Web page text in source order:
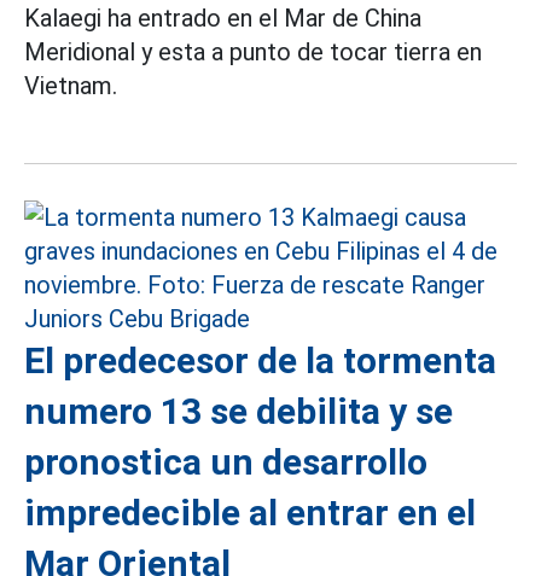
Kalaegi ha entrado en el Mar de China
Meridional y esta a punto de tocar tierra en
Vietnam.
El predecesor de la tormenta
numero 13 se debilita y se
pronostica un desarrollo
impredecible al entrar en el
Mar Oriental